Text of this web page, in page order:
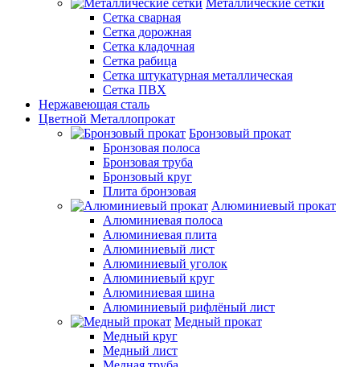
Металлические сетки
Сетка сварная
Сетка дорожная
Сетка кладочная
Сетка рабица
Сетка штукатурная металлическая
Сетка ПВХ
Нержавеющая сталь
Цветной Металлопрокат
Бронзовый прокат
Бронзовая полоса
Бронзовая труба
Бронзовый круг
Плита бронзовая
Алюминиевый прокат
Алюминиевая полоса
Алюминиевая плита
Алюминиевый лист
Алюминиевый уголок
Алюминиевый круг
Алюминиевая шина
Алюминиевый рифлёный лист
Медный прокат
Медный круг
Медный лист